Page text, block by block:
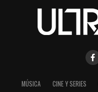
MÚSICA CINE Y SERIES